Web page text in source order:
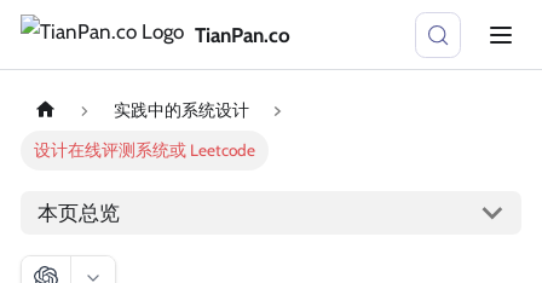
TianPan.co
实践中的系统设计
设计在线评测系统或 Leetcode
本页总览